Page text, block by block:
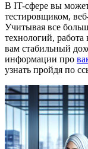
В IT-сфере вы
тестировщиком,
Учитывая все
технологий,
вам стабильный
информации про
узнать пройдя по